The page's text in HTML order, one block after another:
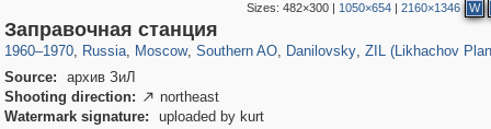
Sizes:482×300 | 1050×654 |2160×1346 W
Заправочная станция
1960–1970, Russia
1,405,779 29,243
, Moscow
319,716 8,286
, Southern AO
21,636
, Danilovsky, ZIL (Likhachov
8
Source:
архив ЗиЛ
Shooting direction:  northeast
Watermark signature:
uploaded by kurt